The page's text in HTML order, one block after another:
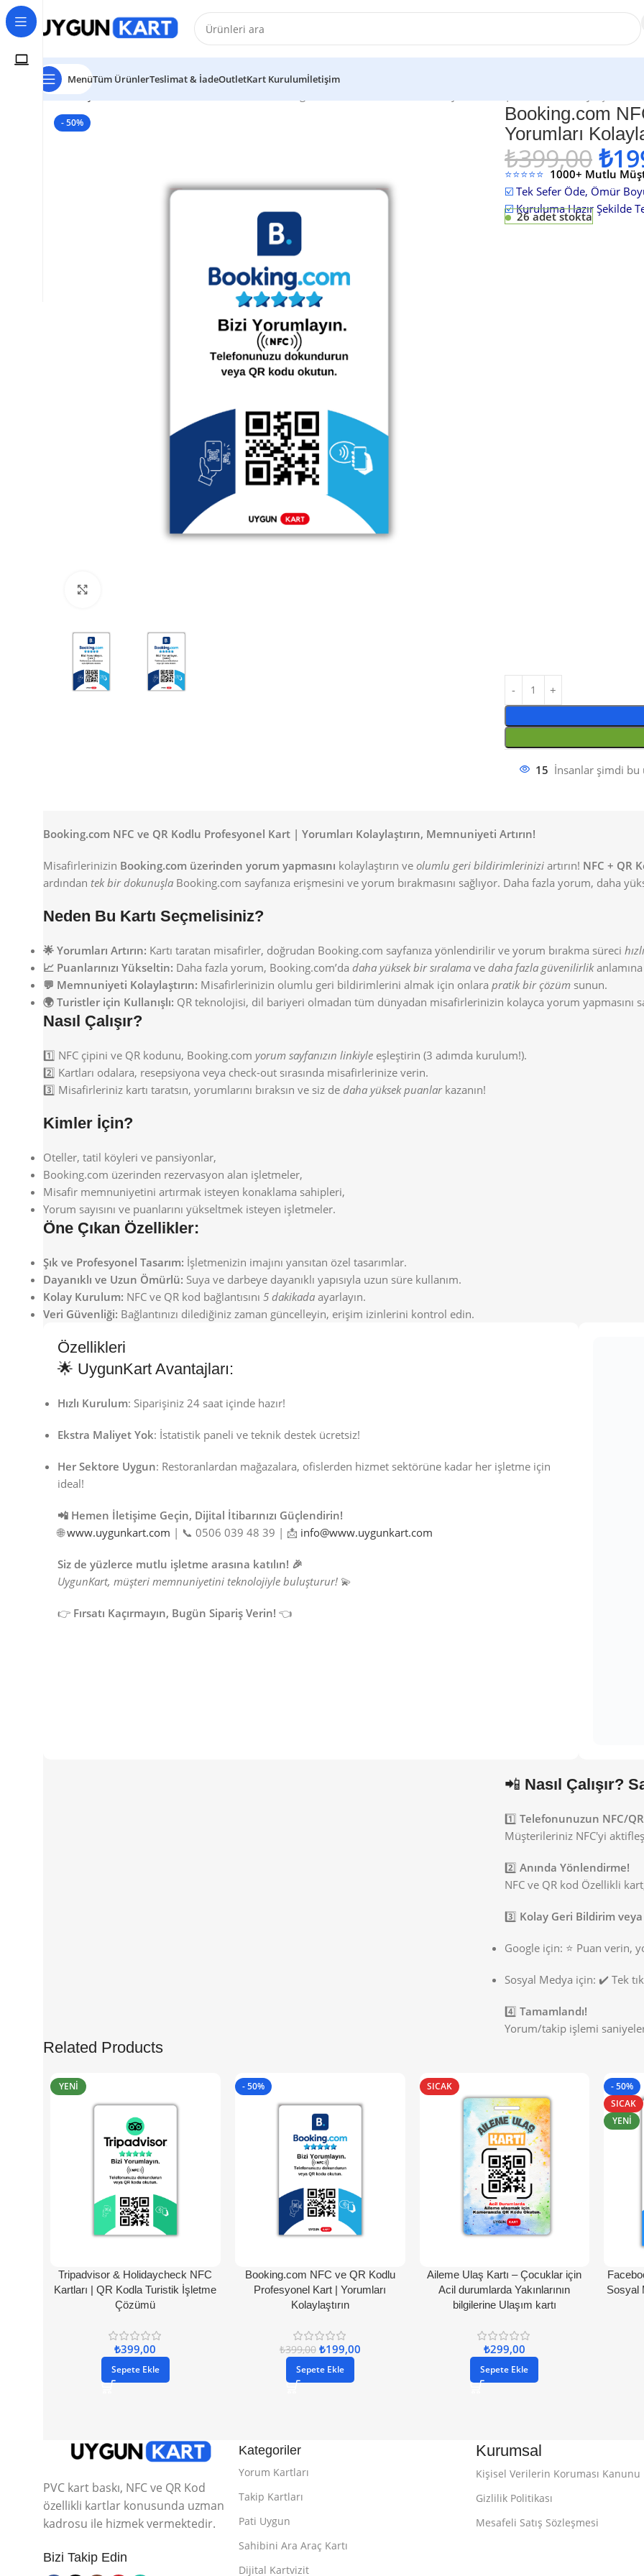
MenüTüm ÜrünlerTeslimat & İadeOutletKart Kurulumİletişim
Ana Sayfa
- 50%
Booking.com
Yorumları
₺399,00₺
⭐⭐⭐⭐⭐ 1000+ Mutlu
☑️ Tek Sefer Öde, Ömür
☑️Kuruluma Hazır Şekilde
26 adet stokta
15 İnsanlar şimdi
Booking.com NFC ve QR Kodlu Profesyonel Kart | Yorumları Kolaylaştırın, Memnuniyeti Artırın!
Misafirlerinizin Booking.com üzerinden yorum yapmasını kolaylaştırın ve olumlu geri bildirimlerinizi artırın! NFC + QR
ardından tek bir dokunuşla Booking.com sayfanıza erişmesini ve yorum bırakmasını sağlıyor. Daha fazla yorum, daha
Neden Bu Kartı Seçmelisiniz?
🌟 Yorumları Artırın: Kartı taratan misafirler, doğrudan Booking.com sayfanıza yönlendirilir ve yorum bırakma süreci
📈 Puanlarınızı Yükseltin: Daha fazla yorum, Booking.com’da daha yüksek bir sıralama ve daha fazla güvenilirlik
💬 Memnuniyeti Kolaylaştırın: Misafirlerinizin olumlu geri bildirimlerini almak için onlara pratik bir çözüm sunun.
🌍 Turistler için Kullanışlı: QR teknolojisi, dil bariyeri olmadan tüm dünyadan misafirlerinizin kolayca yorum yapmasını
Nasıl Çalışır?
1️⃣ NFC çipini ve QR kodunu, Booking.com yorum sayfanızın linkiyle eşleştirin (3 adımda kurulum!).
2️⃣ Kartları odalara, resepsiyona veya check-out sırasında misafirlerinize verin.
3️⃣ Misafirleriniz kartı taratsın, yorumlarını bıraksın ve siz de daha yüksek puanlarkazanın!
Kimler İçin?
Oteller, tatil köyleri ve pansiyonlar,
Booking.com üzerinden rezervasyon alan işletmeler,
Misafir memnuniyetini artırmak isteyen konaklama sahipleri,
Yorum sayısını ve puanlarını yükseltmek isteyen işletmeler.
Öne Çıkan Özellikler:
Şık ve Profesyonel Tasarım: İşletmenizin imajını yansıtan özel tasarımlar.
Dayanıklı ve Uzun Ömürlü: Suya ve darbeye dayanıklı yapısıyla uzun süre kullanım.
Kolay Kurulum: NFC ve QR kod bağlantısını 5 dakikada ayarlayın.
Veri Güvenliği: Bağlantınızı dilediğiniz zaman güncelleyin, erişim izinlerini kontrol edin.
Özellikleri
🌟 UygunKart Avantajları:
Hızlı Kurulum: Siparişiniz 24 saat içinde hazır!
Ekstra Maliyet Yok: İstatistik paneli ve teknik destek ücretsiz!
Her Sektore Uygun: Restoranlardan mağazalara, ofislerden hizmet sektörüne kadar her işletme için
ideal!
📲 Hemen İletişime Geçin, Dijital İtibarınızı Güçlendirin!
🌐www.uygunkart.com | 📞 0506 039 48 39 | 📩 info@www.uygunkart.com
Siz de yüzlerce mutlu işletme arasına katılın! 🎉
UygunKart, müşteri memnuniyetini teknolojiyle buluşturur! 💫
👉 Fırsatı Kaçırmayın, Bugün Sipariş Verin! 👈
📲 Nasıl Çalışır?
1️⃣ Telefonunuzun NFC/
Müşterileriniz NFC'yi
2️⃣ Anında Yönlendirme!
NFC ve QR kod Özellikli
3️⃣ Kolay Geri Bildirim
Google için: ⭐ Puan verin,
Sosyal Medya için: ✔️ Tek
4️⃣ Tamamlandı!
Yorum/takip işlemi
Related Products
YENI
Tripadvisor & Holidaycheck NFC
Kartları | QR Kodla Turistik İşletme
Çözümü
₺399,00
Sepete Ekle
- 50%
Booking.com NFC ve QR Kodlu
Profesyonel Kart | Yorumları
Kolaylaştırın
₺399,00 ₺199,00
Sepete Ekle
SICAK
Aileme Ulaş Kartı – Çocuklar için
Acil durumlarda Yakınlarının
bilgilerine Ulaşım kartı
₺299,00
Sepete Ekle
- 50%
SICAK
YENI
Sosyal
PVC kart baskı, NFC ve QR Kod
özellikli kartlar konusunda uzman
kadrosu ile hizmek vermektedir.
Bizi Takip Edin
Kategoriler
Yorum Kartları
Takip Kartları
Pati Uygun
Sahibini Ara Araç Kartı
Dijital Kartvizit
Kurumsal
Kişisel Verilerin Koruması Kanunu
Gizlilik Politikası
Mesafeli Satış Sözleşmesi